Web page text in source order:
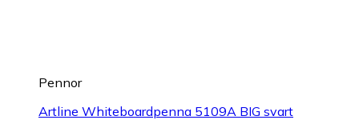
Pennor
Artline Whiteboardpenna 5109A BIG svart